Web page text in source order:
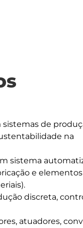
na
e elementos